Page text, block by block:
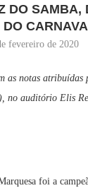
DO SAMBA,
DO
fevereiro de 2020
as notas atribuídas
no auditório Elis
foi a